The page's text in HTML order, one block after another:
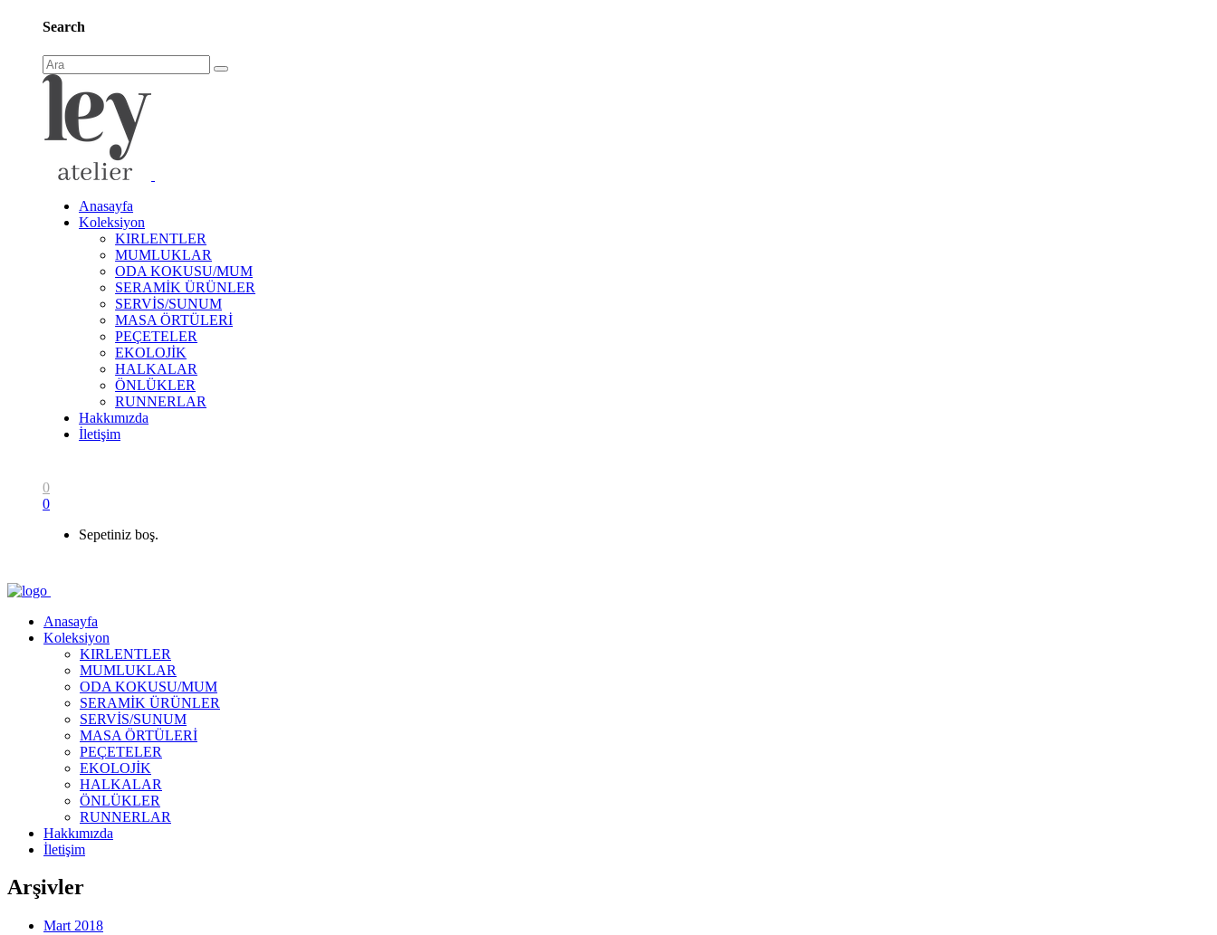
Search
Anasayfa
Koleksiyon
KIRLENTLER
MUMLUKLAR
ODA KOKUSU/MUM
SERAMİK ÜRÜNLER
SERVİS/SUNUM
MASA ÖRTÜLERİ
PEÇETELER
EKOLOJİK
HALKALAR
ÖNLÜKLER
RUNNERLAR
Hakkımızda
İletişim
0
0
Sepetiniz boş.
Anasayfa
Koleksiyon
KIRLENTLER
MUMLUKLAR
ODA KOKUSU/MUM
SERAMİK ÜRÜNLER
SERVİS/SUNUM
MASA ÖRTÜLERİ
PEÇETELER
EKOLOJİK
HALKALAR
ÖNLÜKLER
RUNNERLAR
Hakkımızda
İletişim
Arşivler
Mart 2018